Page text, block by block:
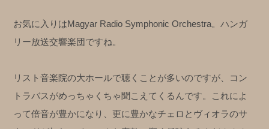
お気に入りはMagyar Radio Symphonic Orchestra。ハンガ
リー放送交響楽団ですね。
リスト音楽院の大ホールで聴くことが多いのですが、コン
トラバスがめっちゃくちゃ聞こえてくるんです。これによ
って倍音が豊かになり、更に豊かなチェロとヴィオラのサ